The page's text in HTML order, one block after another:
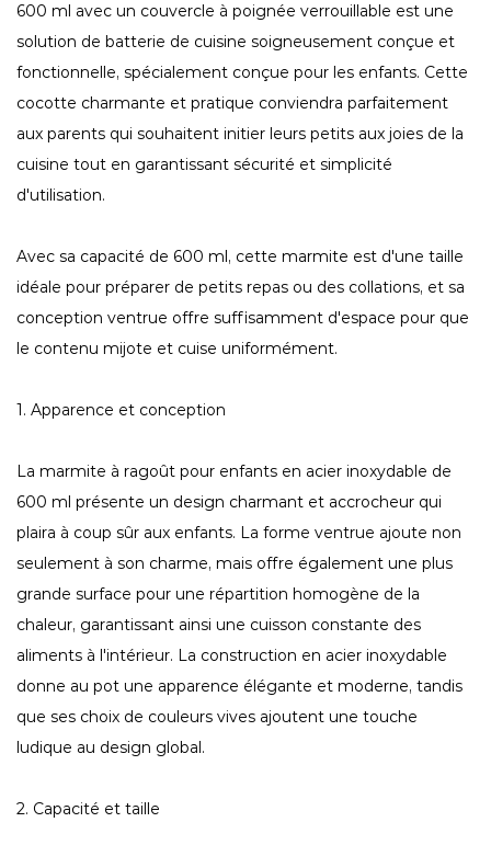
600 ml avec un couvercle à poignée verrouillable est une
solution de batterie de cuisine soigneusement conçue et
fonctionnelle, spécialement conçue pour les enfants. Cette
cocotte charmante et pratique conviendra parfaitement
aux parents qui souhaitent initier leurs petits aux joies de la
cuisine tout en garantissant sécurité et simplicité
d'utilisation.
Avec sa capacité de 600 ml, cette marmite est d'une taille
idéale pour préparer de petits repas ou des collations, et sa
conception ventrue offre suffisamment d'espace pour que
le contenu mijote et cuise uniformément.
1. Apparence et conception
La marmite à ragoût pour enfants en acier inoxydable de
600 ml présente un design charmant et accrocheur qui
plaira à coup sûr aux enfants. La forme ventrue ajoute non
seulement à son charme, mais offre également une plus
grande surface pour une répartition homogène de la
chaleur, garantissant ainsi une cuisson constante des
aliments à l'intérieur. La construction en acier inoxydable
donne au pot une apparence élégante et moderne, tandis
que ses choix de couleurs vives ajoutent une touche
ludique au design global.
2. Capacité et taille